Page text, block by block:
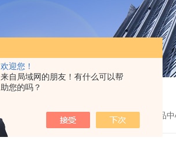
欢迎您！
来自局域网的朋友！有什么可以帮
助您的吗？
您的位置：首页 - 产品